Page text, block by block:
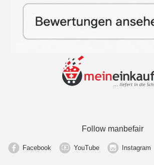
Follow manbefair
Facebook YouTube Instagram